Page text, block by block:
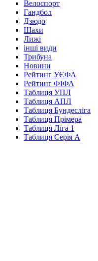
Велоспорт
Гандбол
Дзюдо
Шахи
Лижі
інші види
Трибуна
Новини
Рейтинг УЄФА
Рейтинг ФІФА
Таблиця УПЛ
Таблиця АПЛ
Таблиця Бундесліга
Таблиця Прімера
Таблиця Ліга 1
Таблиця Серія А